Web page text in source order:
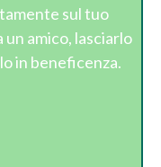
sul tuo
amico, lasciarlo
in beneficenza.